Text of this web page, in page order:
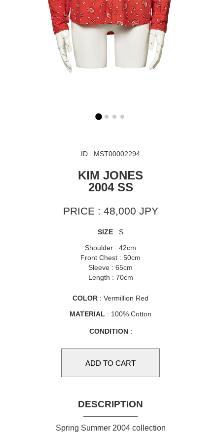
ID : MST00002294
KIM JONES
2004 SS
PRICE : 48,000 JPY
SIZE : S
Shoulder : 42cm
Front Chest : 50cm
Sleeve : 65cm
Length : 70cm
COLOR : Vermillion Red
MATERIAL : 100% Cotton
CONDITION:
DESCRIPTION
Spring Summer 2004 collection